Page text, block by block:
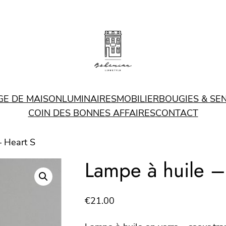
DE MAISONLUMINAIRESMOBILIERBOUGIES &
COIN DES BONNES AFFAIRESCONTACT
Heart S
Lampe à huile
€21.00